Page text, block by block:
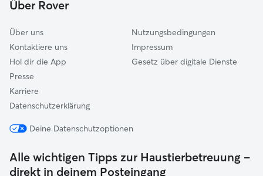
Über Rover
Über uns
Kontaktiere uns
Hol dir die App
Presse
Karriere
Datenschutzerklärung
Nutzungsbedingungen
Impressum
Gesetz über digitale Dienste
Deine Datenschutzoptionen
Alle wichtigen Tipps zur Haustierbetreuung –
direkt in deinem Posteingang